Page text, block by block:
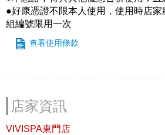
●好康憑證不限本人使用，使用時店
組編號限用一次
查看使用條款
店家資訊
VIVISPA東門店